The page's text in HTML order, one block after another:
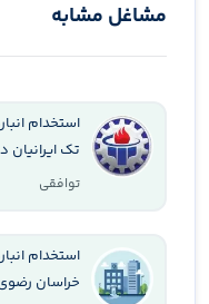
مشاغل مشابه
استخدام
تک ایرانیان
توافقی
استخدام
خراسان